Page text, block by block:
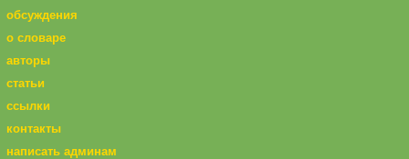
обсуждения
о словаре
авторы
статьи
ссылки
контакты
написать админам